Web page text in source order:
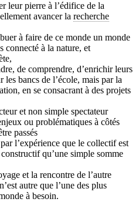
leur pierre à l’édifice de la
avancer la recherche
à faire de ce monde un monde
connecté à la nature, et
de comprendre, d’enrichir leurs
les bancs de l’école, mais par la
en se consacrant à des projets
et non simple spectateur
ou problématiques à côtés
passés
l’expérience que le collectif est
qu’une simple somme
et la rencontre de l’autre
autre que l’une des plus
à besoin.